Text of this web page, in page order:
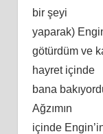
bir şeyi
yaparak)
götürdüm ve
hayret içinde
bana
Ağzımın
içinde